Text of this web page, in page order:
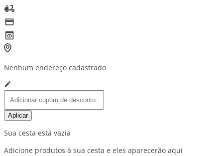
Nenhum endereço cadastrado
Aplicar
Sua cesta está vazia
Adicione produtos à sua cesta e eles aparecerão aqui